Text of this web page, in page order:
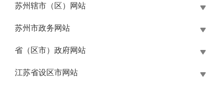
苏州辖市（区）网站
苏州市政务网站
省（区市）政府网站
江苏省设区市网站